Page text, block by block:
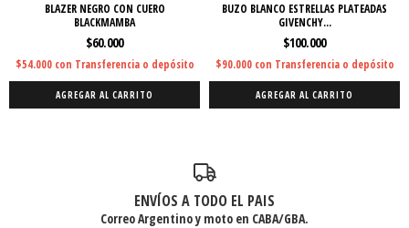
BLAZER NEGRO CON CUERO
BLACKMAMBA
$60.000
$54.000 con Transferencia o depósito
AGREGAR AL CARRITO
BUZO BLANCO ESTRELLAS PLATEADAS
GIVENCHY...
$100.000
$90.000 con Transferencia o depósito
AGREGAR AL CARRITO
ENVÍOS A TODO EL PAIS
Correo Argentino y moto en CABA/GBA.